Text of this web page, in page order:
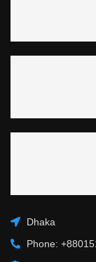
Dhaka
Phone: